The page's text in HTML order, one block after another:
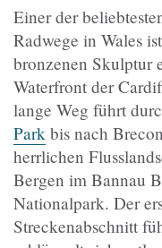
Einer der
Radwege in Wales
bronzenen Skulptur
Waterfront der
lange Weg führt
Park bis nach
herrlichen
Bergen im Bannau
Nationalpark. Der
Streckenabschnitt